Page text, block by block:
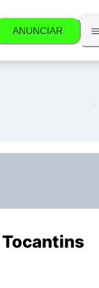
ANUNCIAR
Tocantins